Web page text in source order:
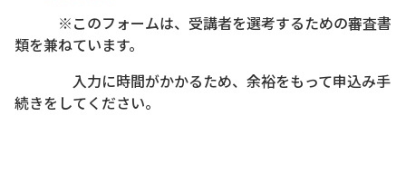
※このフォームは、受講者を選考するための審査書
類を兼ねています。
入力に時間がかかるため、余裕をもって申込み手
続きをしてください。